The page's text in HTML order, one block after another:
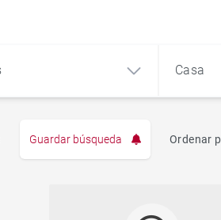
Casa
Guardar búsqueda Ordenar